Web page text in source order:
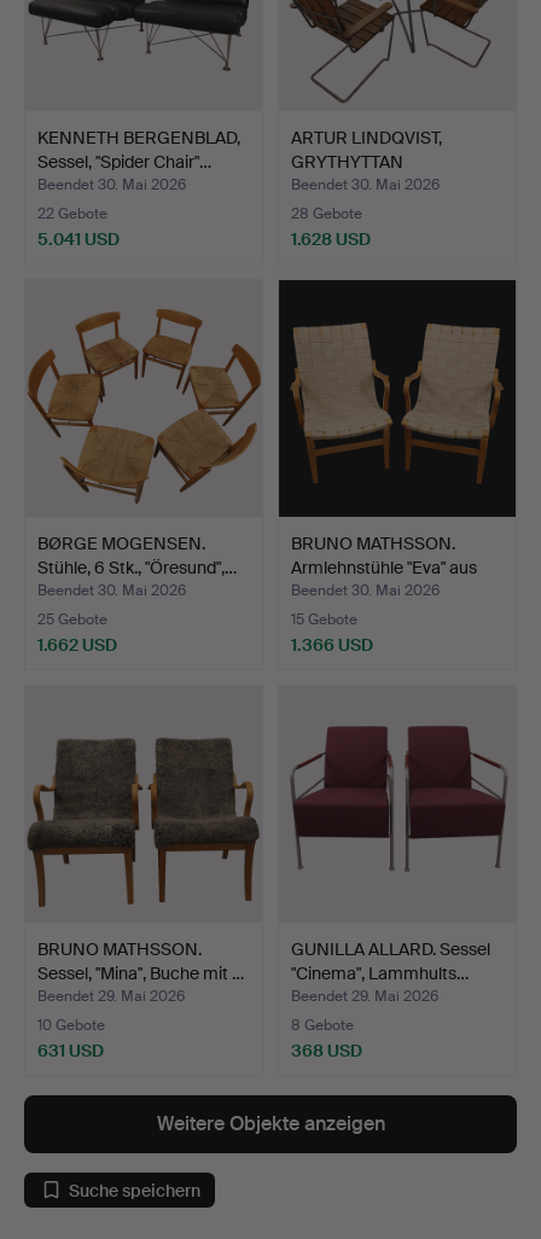
KENNETH BERGENBLAD,
Sessel, "Spider Chair"…
Beendet 30. Mai 2026
22 Gebote
5.041 USD
ARTUR LINDQVIST,
GRYTHYTTAN
STÅLMÖBLER, GA…
Beendet 30. Mai 2026
28 Gebote
1.628 USD
BØRGE MOGENSEN.
Stühle, 6 Stk., "Öresund",…
Beendet 30. Mai 2026
25 Gebote
1.662 USD
BRUNO MATHSSON.
Armlehnstühle "Eva" aus
fo…
Beendet 30. Mai 2026
15 Gebote
1.366 USD
BRUNO MATHSSON.
Sessel, "Mina", Buche mit …
Beendet 29. Mai 2026
10 Gebote
631 USD
GUNILLA ALLARD. Sessel
"Cinema", Lammhults…
Beendet 29. Mai 2026
8 Gebote
368 USD
Weitere Objekte anzeigen
Suche speichern